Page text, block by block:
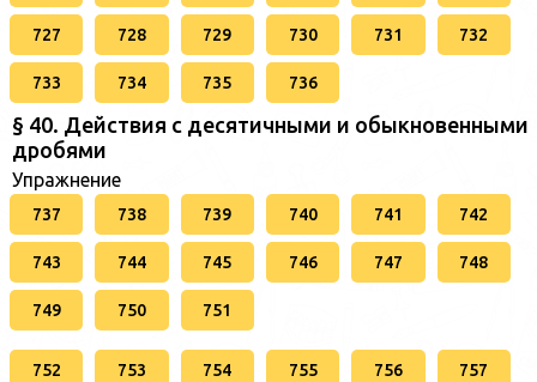
727 728 729 730 731 732
733 734 735 736
§ 40. Действия с десятичными и обыкновенными
дробями
Упражнение
737 738 739 740 741 742
743 744 745 746 747 748
749 750 751
752 753 754 755 756 757